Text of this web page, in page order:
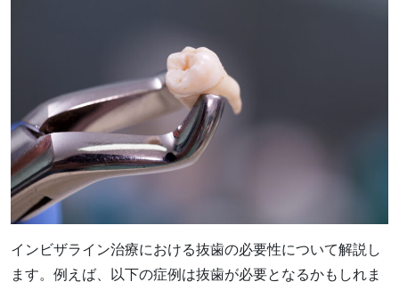
インビザライン治療における抜歯の必要性について解説し
ます。例えば、以下の症例は抜歯が必要となるかもしれま